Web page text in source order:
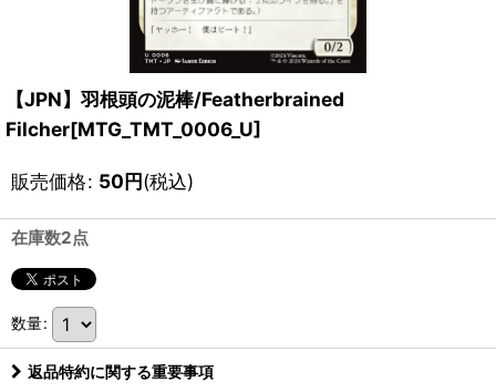
【JPN】羽根頭の泥棒/Featherbrained
Filcher[MTG_TMT_0006_U]
販売価格: 50円(税込)
在庫数2点
数量:
返品特約に関する重要事項